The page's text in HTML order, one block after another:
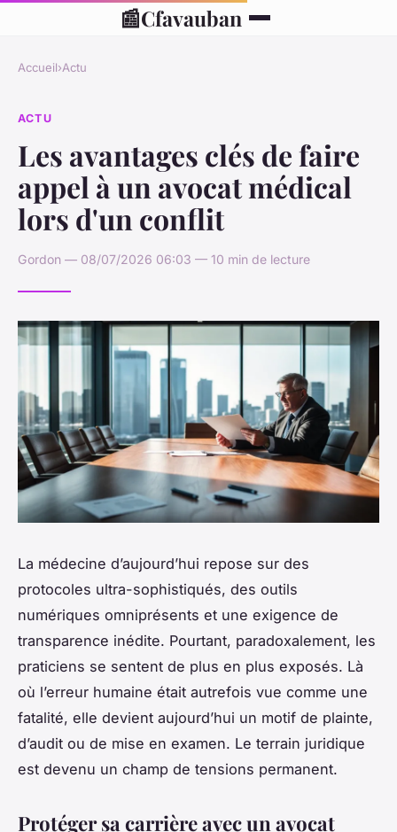
📰Cfavauban
Accueil›Actu
ACTU
Les avantages clés de faire
appel à un avocat médical
lors d'un conflit
Gordon — 08/07/2026 06:03 — 10 min de lecture
La médecine d’aujourd’hui repose sur des
protocoles ultra-sophistiqués, des outils
numériques omniprésents et une exigence de
transparence inédite. Pourtant, paradoxalement, les
praticiens se sentent de plus en plus exposés. Là
où l’erreur humaine était autrefois vue comme une
fatalité, elle devient aujourd’hui un motif de plainte,
d’audit ou de mise en examen. Le terrain juridique
est devenu un champ de tensions permanent.
Protéger sa carrière avec un avocat